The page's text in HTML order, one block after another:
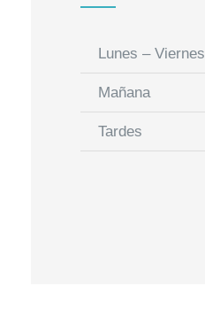
Lunes – Viernes
Mañana
Tardes